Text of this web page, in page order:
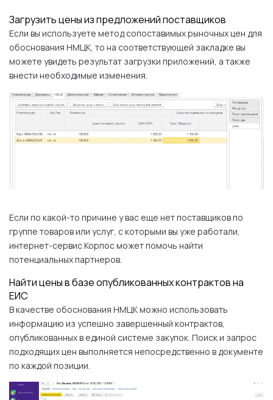
Загрузить цены из предложений поставщиков
Если вы используете метод сопоставимых рыночных цен для
обоснования НМЦК, то на соответствующей закладке вы
можете увидеть результат загрузки приложений, а также
внести необходимые изменения.
Если по какой-то причине у вас еще нет поставщиков по
группе товаров или услуг, с которыми вы уже работали,
интернет-сервис Корпос может помочь найти
потенциальных партнеров.
Найти цены в базе опубликованных контрактов на
ЕИС
В качестве обоснования НМЦК можно использовать
информацию из успешно завершенный контрактов,
опубликованных в единой системе закупок. Поиск и запрос
подходящих цен выполняется непосредственно в документе
по каждой позиции.